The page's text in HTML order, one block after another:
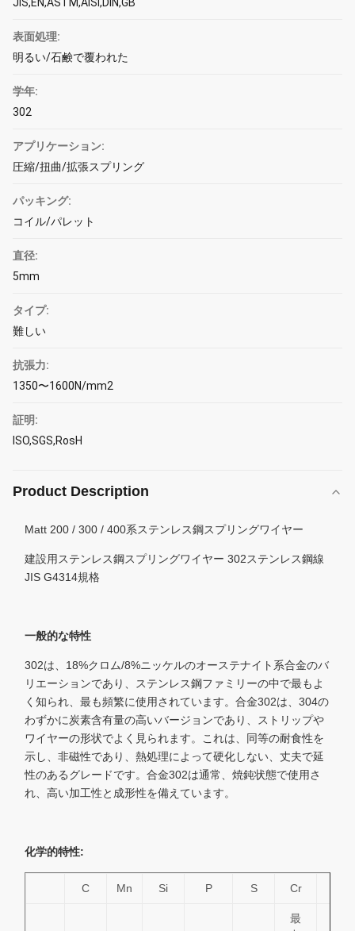
表面処理:
明るい/石鹸で覆われた
学年:
302
アプリケーション:
圧縮/扭曲/拡張スプリング
パッキング:
コイル/パレット
直径:
5mm
タイプ:
難しい
抗張力:
1350〜1600N/mm2
証明:
ISO,SGS,RosH
Product Description
Matt 200 / 300 / 400系ステンレス鋼スプリングワイヤー
建設用ステンレス鋼スプリングワイヤー 302ステンレス鋼線
JIS G4314規格
一般的な特性
302は、18%クロム/8%ニッケルのオーステナイト系合金のバ
リエーションであり、ステンレス鋼ファミリーの中で最もよ
く知られ、最も頻繁に使用されています。合金302は、304の
わずかに炭素含有量の高いバージョンであり、ストリップや
ワイヤーの形状でよく見られます。これは、同等の耐食性を
示し、非磁性であり、熱処理によって硬化しない、丈夫で延
性のあるグレードです。合金302は通常、焼鈍状態で使用さ
れ、高い加工性と成形性を備えています。
化学的特性:
C Mn Si P S Cr
最